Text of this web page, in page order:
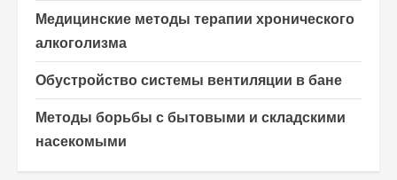
Медицинские методы терапии хронического
алкоголизма
Обустройство системы вентиляции в бане
Методы борьбы с бытовыми и складскими
насекомыми